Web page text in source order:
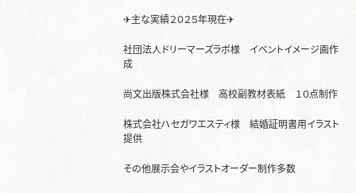
✈主な実績２０２５年現在✈
社団法人ドリーマーズラボ様 イベントイメージ画作
成
尚文出版株式会社様 高校副教材表紙 １０点制作
株式会社ハセガワエスティ様 結婚証明書用イラスト
提供
その他展示会やイラストオーダー制作多数